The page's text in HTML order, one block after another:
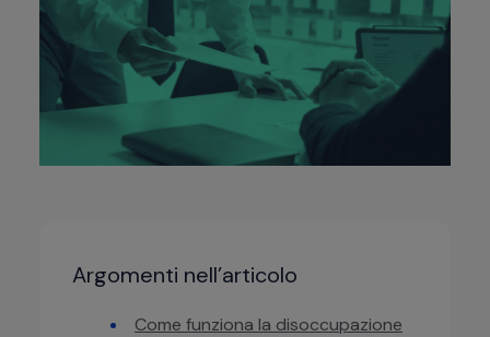
Argomenti nell’articolo
Come funziona la disoccupazione